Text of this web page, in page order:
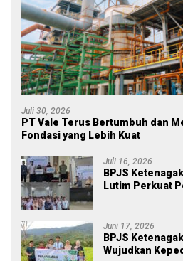
Juli 30, 2026
PT Vale Terus Bertumbuh dan
Fondasi yang Lebih Kuat
Juli 16, 2026
BPJS
Lutim Perkuat
Juni 17, 2026
BPJS
Wujudkan